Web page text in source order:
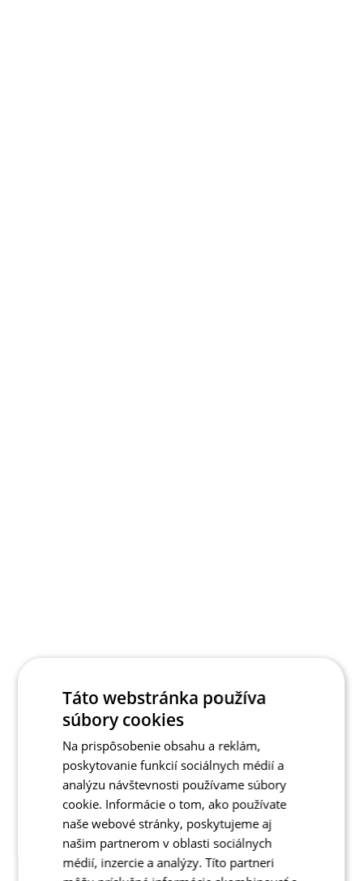
Táto webstránka používa
súbory cookies
Na prispôsobenie obsahu a reklám,
poskytovanie funkcií sociálnych médií a
analýzu návštevnosti používame súbory
cookie. Informácie o tom, ako používate
naše webové stránky, poskytujeme aj
našim partnerom v oblasti sociálnych
médií, inzercie a analýzy. Títo partneri